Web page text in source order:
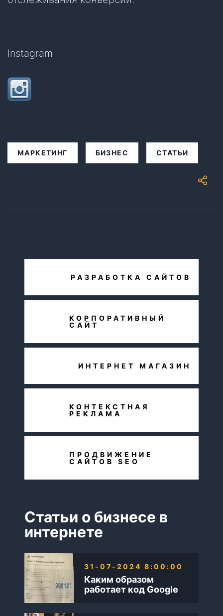
Instagram
МАРКЕТИНГ БИЗНЕС СТАТЬИ
РАЗРАБОТКА САЙТОВ
КОРПОРАТИВНЫЙ
САЙТ
ИНТЕРНЕТ МАГАЗИН
КОНТЕКСТНАЯ
РЕКЛАМА
ПРОДВИЖЕНИЕ
САЙТОВ SEO
Статьи о бизнесе в
интернете
Каким образом
работает код Google
31-07-2024 8:00:00